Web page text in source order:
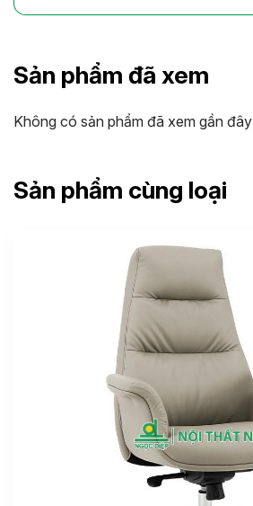
Sản phẩm đã xem
Không có sản phẩm đã xem gần đây
Sản phẩm cùng loại